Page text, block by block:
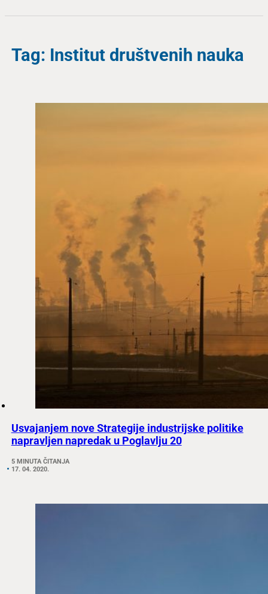
Tag: Institut društvenih nauka
Usvajanjem nove Strategije industrijske politike
napravljen napredak u Poglavlju 20
5 MINUTA ČITANJA
17. 04. 2020.